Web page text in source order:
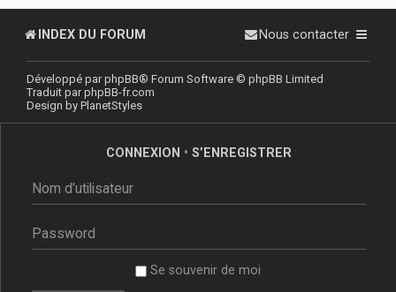
INDEX DU FORUM Nous contacter
Développé parphpBB® Forum Software © phpBB Limited
Traduit parphpBB-fr.com
Design by PlanetStyles
CONNEXION • S’ENREGISTRER
Se souvenir de moi